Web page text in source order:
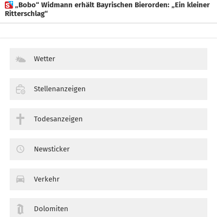
 „Bobo“ Widmann erhält Bayrischen Bierorden: „Ein kleiner
Ritterschlag“
Wetter
Stellenanzeigen
Todesanzeigen
Newsticker
Verkehr
Dolomiten